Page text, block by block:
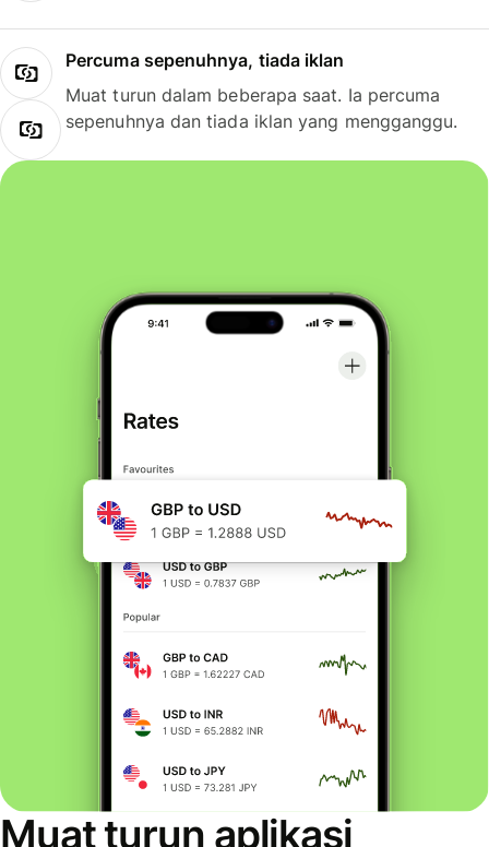
Percuma sepenuhnya, tiada iklan
Muat turun dalam beberapa saat. Ia percuma
sepenuhnya dan tiada iklan yang mengganggu.
Muat turun aplikasi